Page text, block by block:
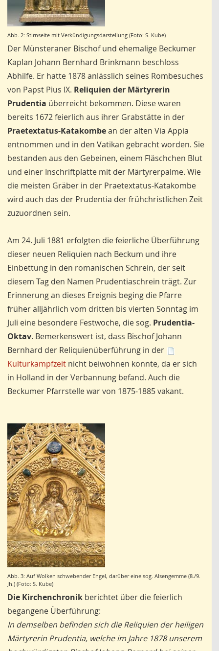
Abb. 2: Stirnseite mit Verkündigungsdarstellung (Foto: S. Kube)
Der Münsteraner Bischof und ehemalige Beckumer
Kaplan Johann Bernhard Brinkmann beschloss
Abhilfe. Er hatte 1878 anlässlich seines Rombesuches
von Papst Pius IX. Reliquien der Märtyrerin
Prudentia überreicht bekommen. Diese waren
bereits 1672 feierlich aus ihrer Grabstätte in der
Praetextatus-Katakombean der alten Via Appia
entnommen und in den Vatikan gebracht worden. Sie
bestanden aus den Gebeinen, einem Fläschchen Blut
und einer Inschriftplatte mit der Märtyrerpalme. Wie
die meisten Gräber in der Praetextatus-Katakombe
wird auch das der Prudentia der frühchristlichen Zeit
zuzuordnen sein.
Am 24. Juli 1881 erfolgten die feierliche Überführung
dieser neuen Reliquien nach Beckum und ihre
Einbettung in den romanischen Schrein, der seit
diesem Tag den Namen Prudentiaschrein trägt. Zur
Erinnerung an dieses Ereignis beging die Pfarre
früher alljährlich vom dritten bis vierten Sonntag im
Juli eine besondere Festwoche, die sog. Prudentia-
Oktav. Bemerkenswert ist, dass Bischof Johann
Bernhard der Reliquienüberführung in der
Kulturkampfzeit nicht beiwohnen konnte, da er sich
in Holland in der Verbannung befand. Auch die
Beckumer Pfarrstelle war von 1875-1885 vakant.
Abb. 3: Auf Wolken schwebender Engel, darüber eine sog. Alsengemme (8./9.
Jh.) (Foto: S. Kube)
Die Kirchenchronik berichtet über die feierlich
begangene Überführung:
In demselben befinden sich die Reliquien der heiligen
Märtyrerin Prudentia, welche im Jahre 1878 unserem